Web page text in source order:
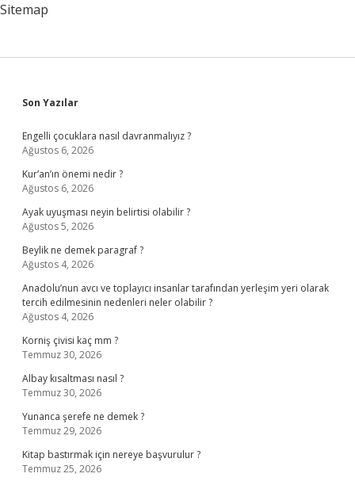
Sitemap
Sidebar
Son Yazılar
Engelli çocuklara nasıl davranmalıyız ?
Ağustos 6, 2026
Kur’an’ın önemi nedir ?
Ağustos 6, 2026
Ayak uyuşması neyin belirtisi olabilir ?
Ağustos 5, 2026
Beylik ne demek paragraf ?
Ağustos 4, 2026
Anadolu’nun avcı ve toplayıcı insanlar tarafından yerleşim yeri olarak
tercih edilmesinin nedenleri neler olabilir ?
Ağustos 4, 2026
Korniş çivisi kaç mm ?
Temmuz 30, 2026
Albay kısaltması nasıl ?
Temmuz 30, 2026
Yunanca şerefe ne demek ?
Temmuz 29, 2026
Kitap bastırmak için nereye başvurulur ?
Temmuz 25, 2026